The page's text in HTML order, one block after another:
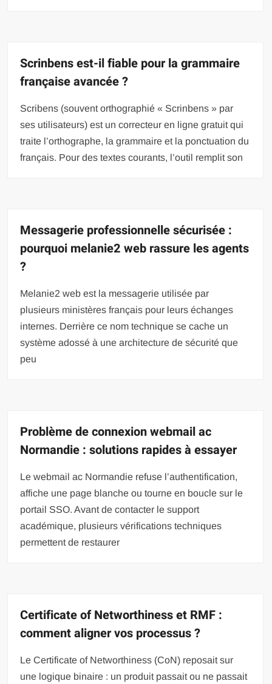
Scrinbens est-il fiable pour la grammaire
française avancée ?
Scribens (souvent orthographié « Scrinbens » par
ses utilisateurs) est un correcteur en ligne gratuit qui
traite l’orthographe, la grammaire et la ponctuation du
français. Pour des textes courants, l’outil remplit son
Messagerie professionnelle sécurisée :
pourquoi melanie2 web rassure les agents
?
Melanie2 web est la messagerie utilisée par
plusieurs ministères français pour leurs échanges
internes. Derrière ce nom technique se cache un
système adossé à une architecture de sécurité que
peu
Problème de connexion webmail ac
Normandie : solutions rapides à essayer
Le webmail ac Normandie refuse l’authentification,
affiche une page blanche ou tourne en boucle sur le
portail SSO. Avant de contacter le support
académique, plusieurs vérifications techniques
permettent de restaurer
Certificate of Networthiness et RMF :
comment aligner vos processus ?
Le Certificate of Networthiness (CoN) reposait sur
une logique binaire : un produit passait ou ne passait